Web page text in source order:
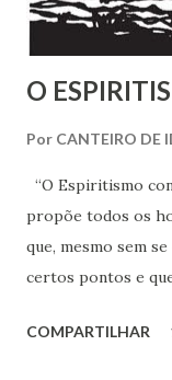
O
Por CANTEIRO DE
“O Espiritismo
propõe todos os
que, mesmo sem
certos pontos e
inimigos comuns:
COMPARTILHAR